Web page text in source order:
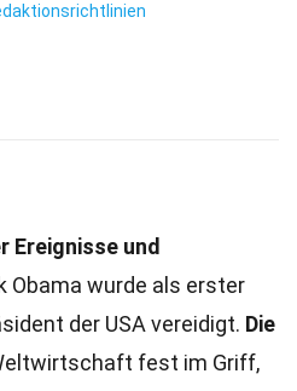
Ereignisse und
Obama wurde als erster
der USA vereidigt. Die
fest im Griff,